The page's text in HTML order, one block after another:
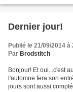
Dernier jour!
Publié le 21/09/2014 à
Par Brodstitch
Bonjour! Et oui...c'est
l'automne fera son
jours sont aussi